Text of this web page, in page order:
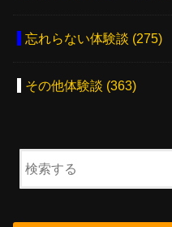
忘れらない体験談 (275)
その他体験談 (363)